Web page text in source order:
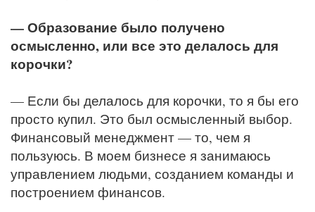
— Образование было получено
осмысленно, или все это делалось для
корочки?
— Если бы делалось для корочки, то я бы его
просто купил. Это был осмысленный выбор.
Финансовый менеджмент — то, чем я
пользуюсь. В моем бизнесе я занимаюсь
управлением людьми, созданием команды и
построением финансов.